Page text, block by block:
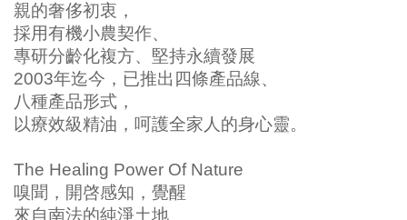
親的奢侈初衷，
採用有機小農契作、
專研分齡化複方、堅持永續發展
2003年迄今，已推出四條產品線、
八種產品形式，
以療效級精油，呵護全家人的身心靈。
The Healing Power Of Nature
嗅聞，開啓感知，覺醒
來自南法的純淨土地